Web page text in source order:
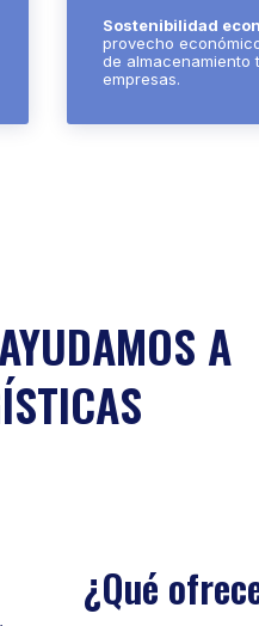
Sostenibilidad
provecho
de almacenamiento
empresas.
A
¿Qué